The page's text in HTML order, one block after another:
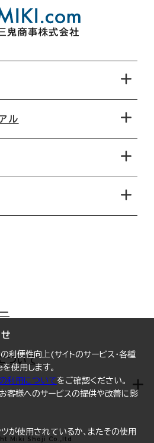
利便性向上(サイトのサービス・各種
使用します。
利用についてをご確認ください。
客様へのサービスの提供や改善に影
が使用されているか、またその使用
ル
ョン
ついて
Miki Shoji Co.,ltd